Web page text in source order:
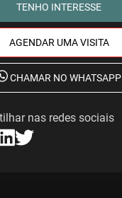
TENHO INTERESSE
AGENDAR UMA VISITA
CHAMAR NO WHATSAPP
nas redes sociais